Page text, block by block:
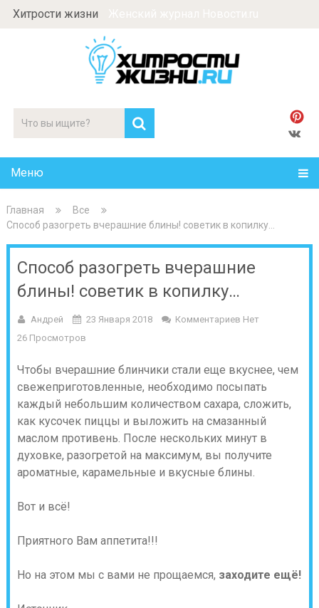
Хитрости жизни
Меню
Главная
Все
Способ разогреть вчерашние блины! советик в копилку…
Способ разогреть вчерашние
блины! советик в копилку…
Андрей 23 Января 2018
Комментариев Нет
26 Просмотров
Чтобы вчерашние блинчики стали еще вкуснее, чем
свежеприготовленные, необходимо посыпать
каждый небольшим количеством сахара, сложить,
как кусочек пиццы и выложить на смазанный
маслом противень. После нескольких минут в
духовке, разогретой на максимум, вы получите
ароматные, карамельные и вкусные блины.
Вот и всё!
Приятного Вам аппетита!!!
Но на этом мы с вами не прощаемся, заходите ещё!